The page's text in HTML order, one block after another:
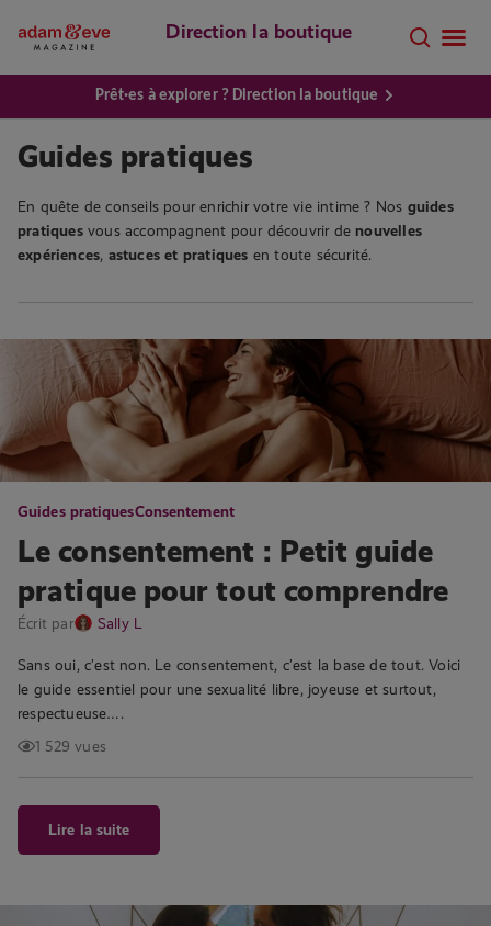
Direction la boutique
Prêt·es à explorer ? Direction la boutique
Guides pratiques
En quête de conseils pour enrichir votre vie intime ? Nos guides
pratiquesvous accompagnent pour découvrir denouvelles
expériences, astuces et pratiques en toute sécurité.
Guides pratiquesConsentement
Le consentement : Petit guide
pratique pour tout comprendre
Écrit par Sally L
Sans oui, c’est non. Le consentement, c’est la base de tout. Voici
le guide essentiel pour une sexualité libre, joyeuse et surtout,
respectueuse….
1 529 vues
Lire la suite